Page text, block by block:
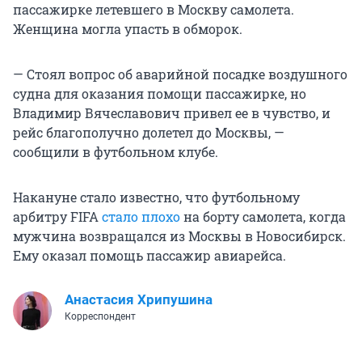
пассажирке летевшего в Москву самолета.
Женщина могла упасть в обморок.
— Стоял вопрос об аварийной посадке воздушного
судна для оказания помощи пассажирке, но
Владимир Вячеславович привел ее в чувство, и
рейс благополучно долетел до Москвы, —
сообщили в футбольном клубе.
Накануне стало известно, что футбольному
арбитру FIFAстало плохона борту самолета, когда
мужчина возвращался из Москвы в Новосибирск.
Ему оказал помощь пассажир авиарейса.
Анастасия Хрипушина
Корреспондент